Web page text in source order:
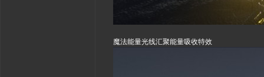
魔法能量光线汇聚能量吸收特效